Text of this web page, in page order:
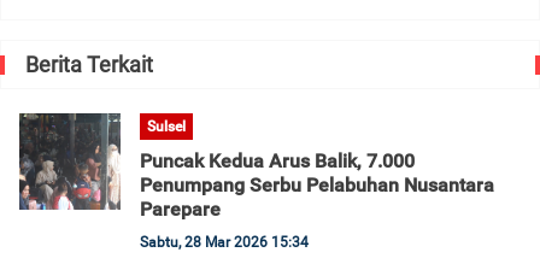
Berita Terkait
Sulsel
Puncak Kedua Arus Balik, 7.000
Penumpang Serbu Pelabuhan Nusantara
Parepare
Sabtu, 28 Mar 2026 15:34